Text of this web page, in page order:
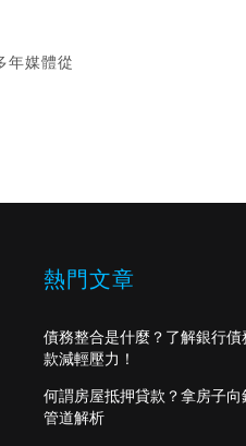
年媒體從
熱門文章
債務整合是什麼？了解銀行
款減輕壓力！
何謂房屋抵押貸款？拿房子向
管道解析